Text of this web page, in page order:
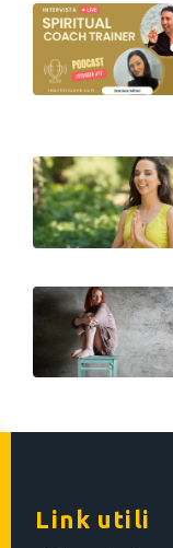
Link utili